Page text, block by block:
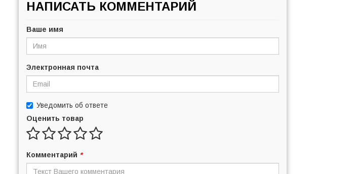
НАПИСАТЬ КОММЕНТАРИЙ
Ваше имя
Электронная почта
Уведомить об ответе
Оценить товар
Комментарий *